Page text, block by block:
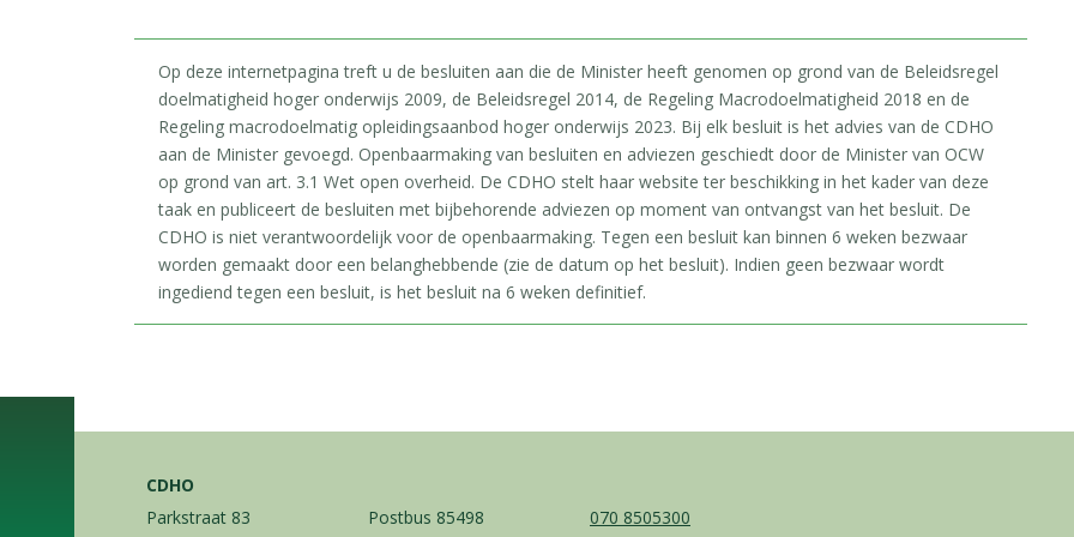
Op deze internetpagina treft u de besluiten aan die de Minister heeft genomen op grond van de Beleidsregel
doelmatigheid hoger onderwijs 2009, de Beleidsregel 2014, de Regeling Macrodoelmatigheid 2018 en de
Regeling macrodoelmatig opleidingsaanbod hoger onderwijs 2023. Bij elk besluit is het advies van de CDHO
aan de Minister gevoegd. Openbaarmaking van besluiten en adviezen geschiedt door de Minister van OCW
op grond van art. 3.1 Wet open overheid. De CDHO stelt haar website ter beschikking in het kader van deze
taak en publiceert de besluiten met bijbehorende adviezen op moment van ontvangst van het besluit. De
CDHO is niet verantwoordelijk voor de openbaarmaking. Tegen een besluit kan binnen 6 weken bezwaar
worden gemaakt door een belanghebbende (zie de datum op het besluit). Indien geen bezwaar wordt
ingediend tegen een besluit, is het besluit na 6 weken definitief.
CDHO
Parkstraat 83
Postbus 85498 070 8505300